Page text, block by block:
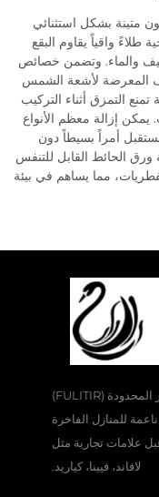
متينة بشكل استثنائي
واقياً يقاوم البقع
والماء. وتضمن خصائص
المعرضة لأشعة الشمس
التمزق أثناء التركيب
إزالة معظم الأنواع
أمراً بسيطاً دون
الحائط القابل للتنفس
مما يساهم في بيئة
تقدم شركة هانغتشو مييبي لمواد الديكور المحدودة (FULITIR)
للمنازل الفاخرة
علامات تجارية مثل
لافاند، فيينا، كياريد.